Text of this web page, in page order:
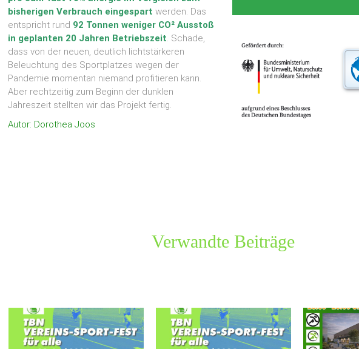
bisherigen Verbrauch eingespart werden. Das
entspricht rund 92 Tonnen weniger CO² Ausstoß
in geplanten 20 Jahren Betriebszeit. Schade,
dass von der neuen, deutlich lichtstärkeren
Beleuchtung des Sportplatzes wegen der
Pandemie momentan niemand profitieren kann.
Aber rechtzeitig zum Beginn der dunklen
Jahreszeit stellten wir das Projekt fertig.
Autor: Dorothea Joos
Verwandte Beiträge